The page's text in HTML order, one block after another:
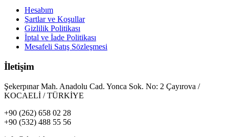
Hesabım
Şartlar ve Koşullar
Gizlilik Politikası
İptal ve İade Politikası
Mesafeli Satış Sözleşmesi
İletişim
Şekerpınar Mah. Anadolu Cad. Yonca Sok. No: 2 Çayırova /
KOCAELİ / TÜRKİYE
+90 (262) 658 02 28
+90 (532) 488 55 56